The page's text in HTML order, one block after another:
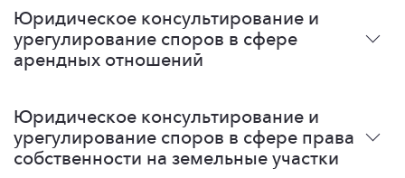
Юридическое консультирование и
урегулирование споров в сфере
арендных отношений
Юристы ИНФРАЛЕКС имеют богатый опыт решения
всего спектра вопросов арендных отношений в
области коммерческой, офисной и складской
недвижимости, а также земельных участков. В
Юридическое консультирование и
урегулирование споров в сфере права
собственности на земельные участки